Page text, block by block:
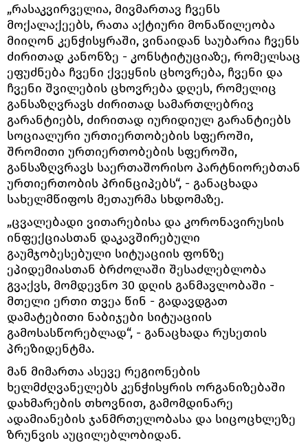
„რასაკვირველია, მივმართავ ჩვენს
მოქალაქეებს, რათა აქტიური მონაწილეობა
მიიღონ კენჭისყრაში, ვინაიდან საუბარია ჩვენს
ძირითად კანონზე - კონსტიტუციაზე, რომელსაც
ეფუძნება ჩვენი ქვეყნის ცხოვრება, ჩვენი და
ჩვენი შვილების ცხოვრება დღეს, რომელიც
განსაზღვრავს ძირითად სამართლებრივ
გარანტიებს, ძირითად იურიდიულ გარანტიებს
სოციალური ურთიერთობების სფეროში,
შრომითი ურთიერთობების სფეროში,
განსაზღვრავს საერთაშორისო პარტნიორებთან
ურთიერთობის პრინციპებს“, - განაცხადა
სახელმწიფოს მეთაურმა სხდომაზე.
„ცვალებადი ვითარებისა და კორონავირუსის
ინფექციასთან დაკავშირებული
გაუმჯობესებული სიტუაციის ფონზე
ეპიდემიასთან ბრძოლაში შესაძლებლობა
გვაქვს, მომდევნო 30 დღის განმავლობაში -
მთელი ერთი თვეა წინ - გადავდგათ
დამატებითი ნაბიჯები სიტუაციის
გამოსასწორებლად“, - განაცხადა რუსეთის
პრეზიდენტმა.
მან მიმართა ასევე რეგიონების
ხელმძღვანელებს კენჭისყრის ორგანიზებაში
დახმარების თხოვნით, გამომდინარე
ადამიანების ჯანმრთელობასა და სიცოცხლეზე
ზრუნვის აუცილებლობიდან.